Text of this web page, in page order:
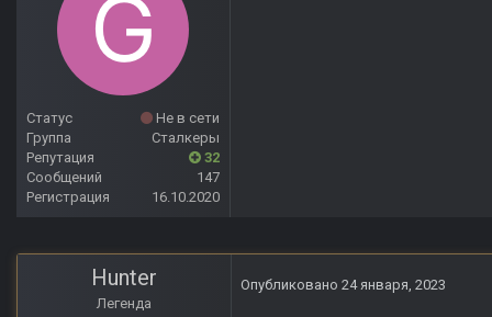
Статус
Не в сети
Группа
Сталкеры
Репутация
32
Сообщений
147
Регистрация
16.10.2020
Hunter
Легенда
Опубликовано 24 января, 2023